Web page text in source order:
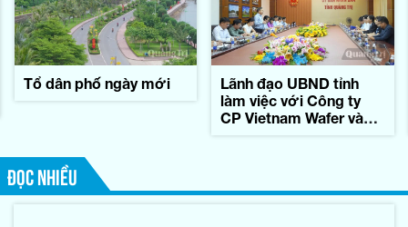
Tổ dân phố ngày mới
Lãnh đạo UBND tỉnh
làm việc với Công ty
CP Vietnam Wafer và
ĐỌC NHIỀU